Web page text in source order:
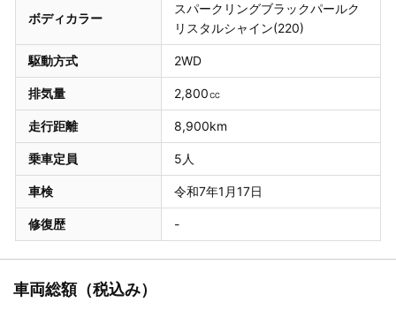
ボディカラー
スパークリングブラックパールク
リスタルシャイン(220)
駆動方式 2WD
排気量 2,800㏄
走行距離 8,900km
乗車定員 5人
車検 令和7年1月17日
修復歴 -
車両総額（税込み）